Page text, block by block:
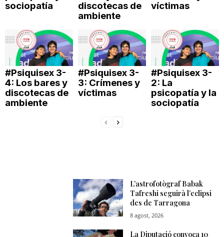
a
sociopatía
discotecas de
ambiente
víctimas
#Psiquisex 3-
4: Los bares y
discotecas de
ambiente
#Psiquisex 3-
3: Crímenes y
víctimas
#Psiquisex 3-
2: La
psicopatía y la
sociopatía